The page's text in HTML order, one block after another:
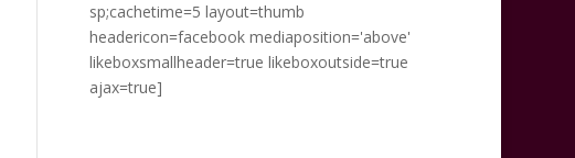
sp;cachetime=5 layout=thumb
headericon=facebook mediaposition='above'
likeboxsmallheader=true likeboxoutside=true
ajax=true]